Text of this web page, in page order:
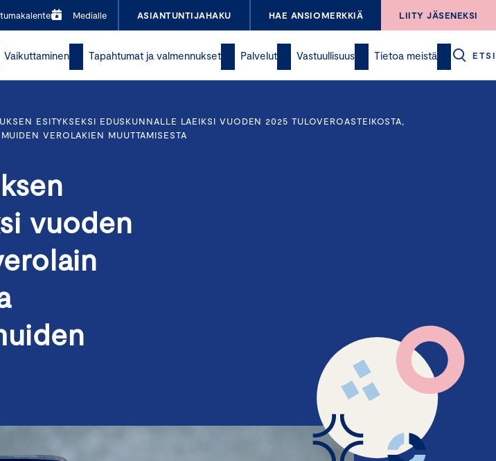
Medialle ASIANTUNTIJAHAKU HAE ANSIOMERKKIÄ LIITY JÄSENEKSI
Vaikuttaminen Tapahtumat ja valmennukset Palvelut Vastuullisuus Tietoa meistä ETSI
ESITYKSEKSI EDUSKUNNALLE LAEIKSI VUODEN 2025 TULOVEROASTEIKOSTA,
VEROLAKIEN MUUTTAMISESTA
vuoden